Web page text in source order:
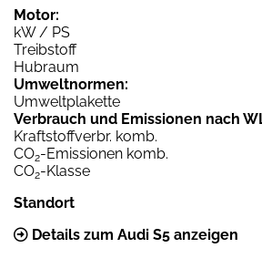
Motor:
kW / PS
Treibstoff
Hubraum
Umweltnormen:
Umweltplakette
Verbrauch und Emissionen nach
Kraftstoffverbr. komb.
CO2-Emissionen komb.
CO2-Klasse
Standort
Details zum Audi S5 anzeigen